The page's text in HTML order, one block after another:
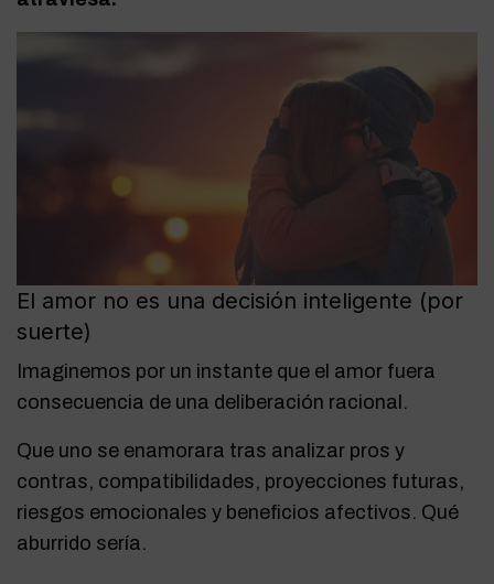
El amor no es una decisión inteligente (por
suerte)
Imaginemos por un instante que el amor fuera
consecuencia de una deliberación racional.
Que uno se enamorara tras analizar pros y
contras, compatibilidades, proyecciones futuras,
riesgos emocionales y beneficios afectivos. Qué
aburrido sería.